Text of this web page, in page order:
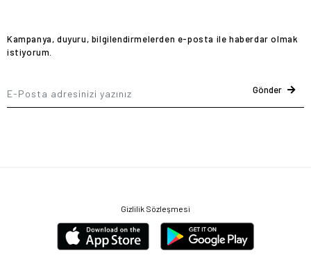
Kampanya, duyuru, bilgilendirmelerden e-posta ile haberdar olmak
istiyorum.
Gönder
Gizlilik Sözleşmesi